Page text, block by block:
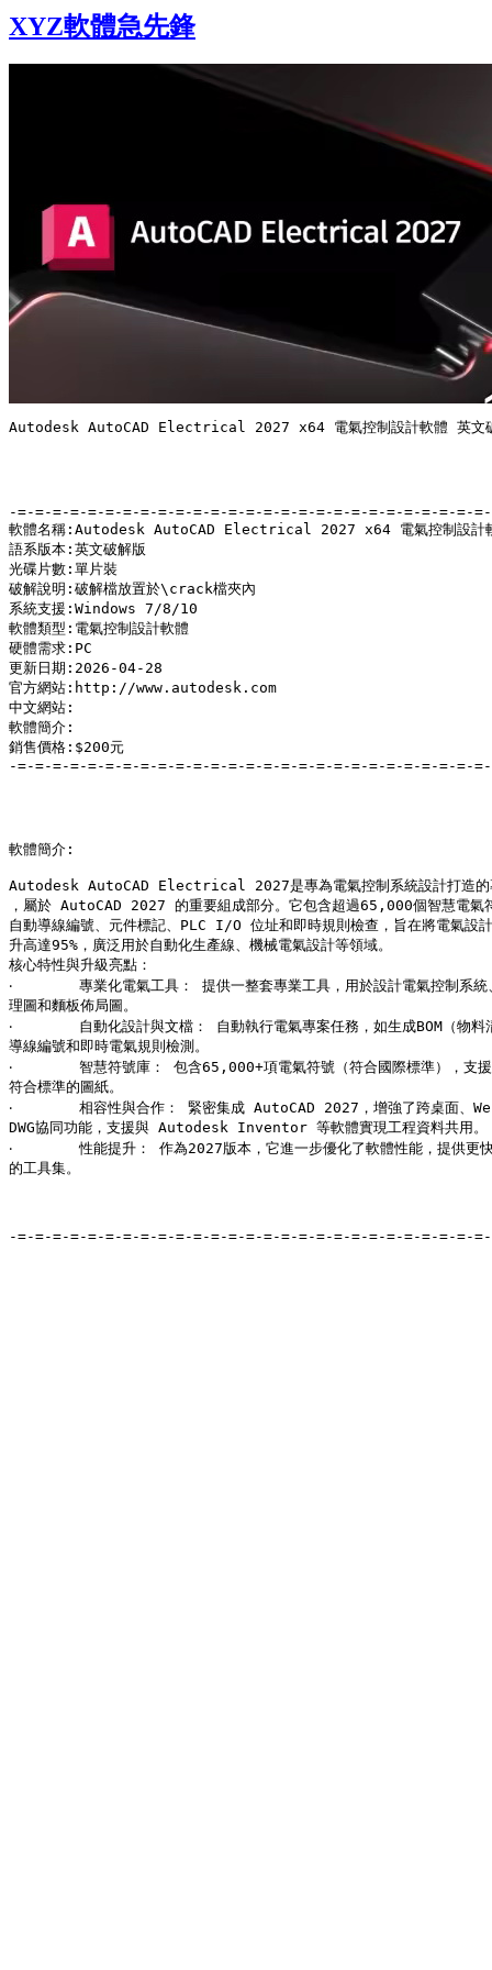
XYZ軟體急先鋒
Autodesk AutoCAD Electrical 2027 x64 電氣控制設計軟體 英文破
-=-=-=-=-=-=-=-=-=-=-=-=-=-=-=-=-=-=-=-=-=-=-=-=-=-=-
軟體名稱:Autodesk AutoCAD Electrical 2027 x64 電氣控制設計軟
語系版本:英文破解版
光碟片數:單片裝
破解說明:破解檔放置於\crack檔夾內
系統支援:Windows 7/8/10
軟體類型:電氣控制設計軟體
硬體需求:PC
更新日期:2026-04-28
官方網站:http://www.autodesk.com
中文網站:
軟體簡介:
銷售價格:$200元
-=-=-=-=-=-=-=-=-=-=-=-=-=-=-=-=-=-=-=-=-=-=-=-=-=-=-
軟體簡介:
Autodesk AutoCAD Electrical 2027是專為電氣控制系統設計打造的
，屬於 AutoCAD 2027 的重要組成部分。它包含超過65,000個智慧電氣
自動導線編號、元件標記、PLC I/O 位址和即時規則檢查，旨在將電氣設
升高達95%，廣泛用於自動化生產線、機械電氣設計等領域。
核心特性與升級亮點：
‧	專業化電氣工具： 提供一整套專業工具，用於設計電氣控制系統、繪製原
理圖和麵板佈局圖。
‧	自動化設計與文檔： 自動執行電氣專案任務，如生成BOM（物料清單）、
導線編號和即時電氣規則檢測。
‧	智慧符號庫： 包含65,000+項電氣符號（符合國際標準），支援高效創建
符合標準的圖紙。
‧	相容性與合作： 緊密集成 AutoCAD 2027，增強了跨桌面、Web和移動端的
DWG協同功能，支援與 Autodesk Inventor 等軟體實現工程資料共用。
‧	性能提升： 作為2027版本，它進一步優化了軟體性能，提供更快速、智慧
的工具集。
-=-=-=-=-=-=-=-=-=-=-=-=-=-=-=-=-=-=-=-=-=-=-=-=-=-=-